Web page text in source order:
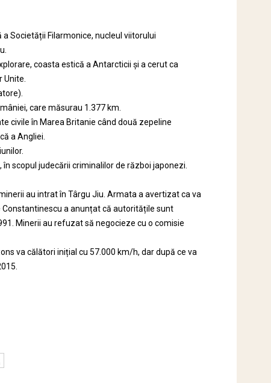
Societății Filarmonice, nucleul viitorului
coasta estică a Antarcticii și a cerut ca
care măsurau 1.377 km.
civile în Marea Britanie când două zepeline
a Angliei.
scopul judecării criminalilor de război japonezi.
au intrat în Târgu Jiu. Armata a avertizat ca va
a anunțat că autoritățile sunt
Minerii au refuzat să negocieze cu o comisie
va călători inițial cu 57.000 km/h, dar după ce va